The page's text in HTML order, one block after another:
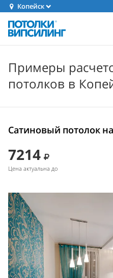
Копейск
Примеры
потолков в
Сатиновый потолок
7214
Цена актуальна до